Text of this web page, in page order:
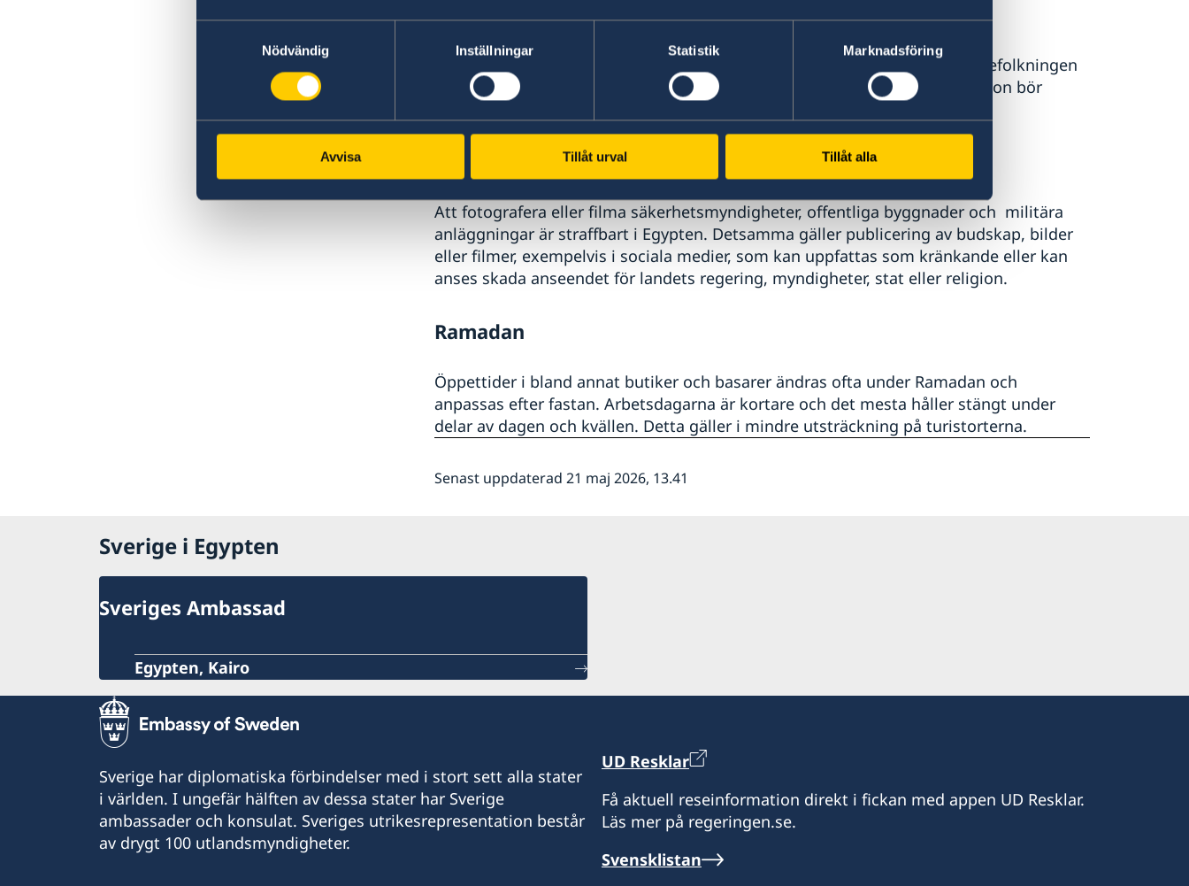
Nödvändig
Inställningar Statistik Marknadsföring
Avvisa Tillåt urval Tillåt alla
Alkohol
Egypten är ett i huvudsak muslimskt land och den allra största delen av befolkningen
dricker inte alkoholhaltiga drycker. Måttfullhet vad gäller alkoholkonsumtion bör
Fotografering/Publicering
Att fotografera eller filma säkerhetsmyndigheter, offentliga byggnader och militära
anläggningar är straffbart i Egypten. Detsamma gäller publicering av budskap, bilder
eller filmer, exempelvis i sociala medier, som kan uppfattas som kränkande eller kan
anses skada anseendet för landets regering, myndigheter, stat eller religion.
Ramadan
Öppettider i bland annat butiker och basarer ändras ofta under Ramadan och
anpassas efter fastan. Arbetsdagarna är kortare och det mesta håller stängt under
delar av dagen och kvällen. Detta gäller i mindre utsträckning på turistorterna.
Senast uppdaterad 21 maj 2026, 13.41
Sverige i Egypten
Sveriges Ambassad
Egypten, Kairo
Sverige har diplomatiska förbindelser med i stort sett alla stater
i världen. I ungefär hälften av dessa stater har Sverige
ambassader och konsulat. Sveriges utrikesrepresentation består
av drygt 100 utlandsmyndigheter.
UD Resklar
Få aktuell reseinformation direkt i fickan med appen UD Resklar.
Läs mer på regeringen.se.
Svensklistan